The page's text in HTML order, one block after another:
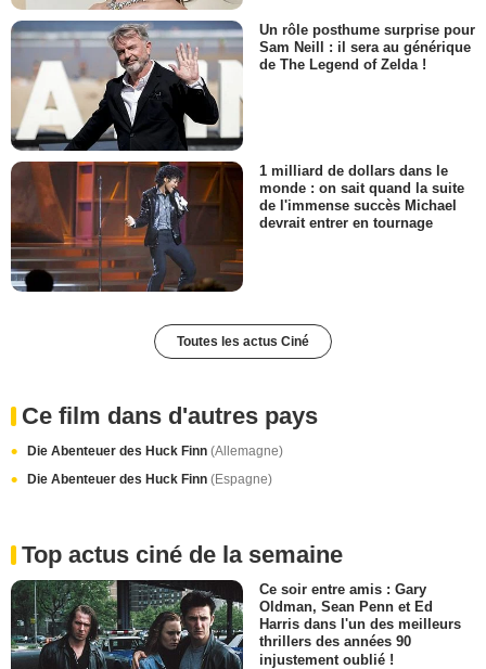
Un rôle posthume surprise pour
Sam Neill : il sera au générique
de The Legend of Zelda !
1 milliard de dollars dans le
monde : on sait quand la suite
de l'immense succès Michael
devrait entrer en tournage
Toutes les actus Ciné
Ce film dans d'autres pays
Die Abenteuer des Huck Finn (Allemagne)
Die Abenteuer des Huck Finn (Espagne)
Top actus ciné de la semaine
Ce soir entre amis : Gary
Oldman, Sean Penn et Ed
Harris dans l'un des meilleurs
thrillers des années 90
injustement oublié !